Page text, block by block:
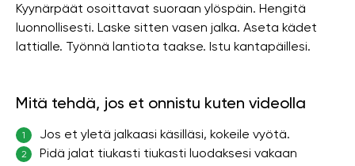
Kyynärpäät osoittavat suoraan ylöspäin. Hengitä
luonnollisesti. Laske sitten vasen jalka. Aseta kädet
lattialle. Työnnä lantiota taakse. Istu kantapäillesi.
Mitä tehdä, jos et onnistu kuten videolla
1 Jos et yletä jalkaasi käsilläsi, kokeile vyötä.
2
Pidä jalat tiukasti tiukasti luodaksesi vakaan